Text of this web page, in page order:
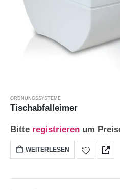
ORDNUNGSSYSTEME
Tischabfalleimer
Bitte registrieren um
WEITERLESEN